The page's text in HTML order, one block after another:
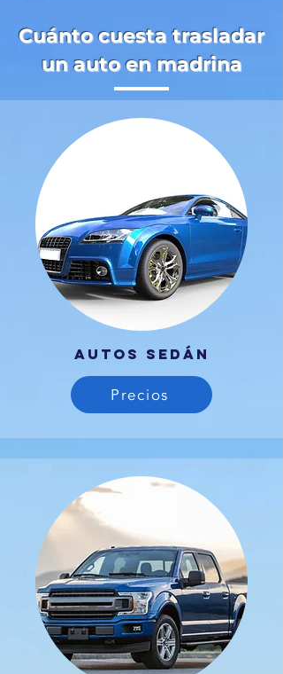
Cuánto cuesta trasladar
un auto en madrina
Autos Sedán
Precios